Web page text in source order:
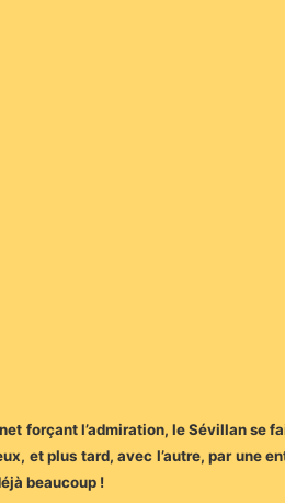
forçant l’admiration, le Sévillan se
et plus tard, avec l’autre, par une
beaucoup !